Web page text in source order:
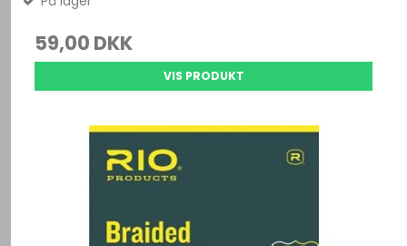
59,00 DKK
VIS PRODUKT